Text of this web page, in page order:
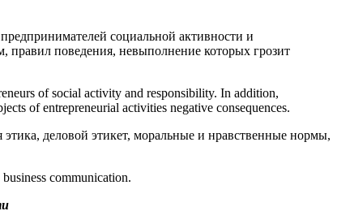
социальной активности и
правил поведения, невыполнение которых грозит
of social activity and responsibility. In addition,
of entrepreneurial activities negative consequences.
этика, деловой этикет, моральные и нравственные нормы,
communication.